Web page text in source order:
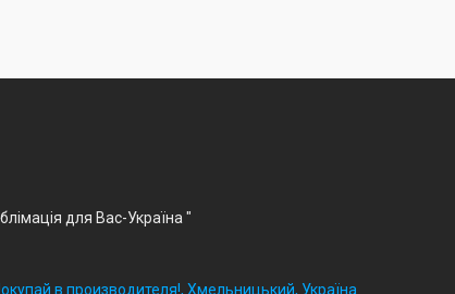
для Вас-Україна "
в производителя!, Хмельницький, Україна